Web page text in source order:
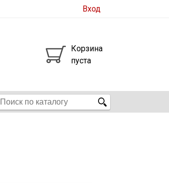
Вход
Корзина
пуста